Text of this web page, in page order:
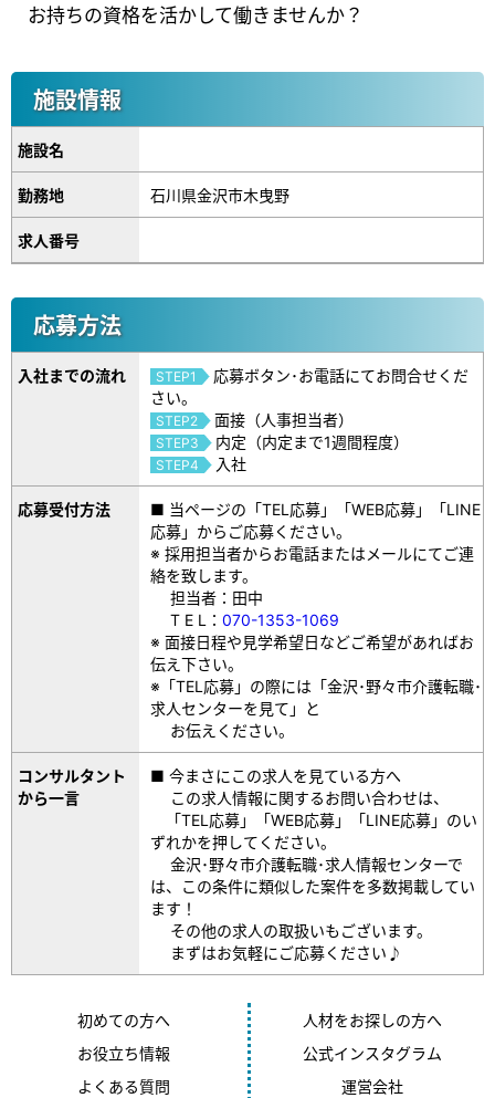
お持ちの資格を活かして働きませんか？
施設情報
施設名
勤務地 石川県金沢市木曳野
求人番号
応募方法
入社までの流れ STEP1
応募ボタン･お電話にてお問合せくだ
さい。
STEP2 面接（人事担当者）
STEP3 内定（内定まで1週間程度）
STEP4 入社
応募受付方法
■ 当ページの「TEL応募」「WEB応募」「LINE
応募」からご応募ください。
※ 採用担当者からお電話またはメールにてご連
絡を致します。
担当者：田中
T E L：070-1353-1069
※ 面接日程や見学希望日などご希望があればお
伝え下さい。
※「TEL応募」の際には「金沢･野々市介護転職･
求人センターを見て」と
お伝えください。
コンサルタント
から一言
■ 今まさにこの求人を見ている方へ
この求人情報に関するお問い合わせは、
「TEL応募」「WEB応募」「LINE応募」のい
ずれかを押してください。
金沢･野々市介護転職･求人情報センターで
は、この条件に類似した案件を多数掲載してい
ます！
その他の求人の取扱いもございます。
まずはお気軽にご応募ください♪
初めての方へ
お役立ち情報
よくある質問
人材をお探しの方へ
公式インスタグラム
運営会社